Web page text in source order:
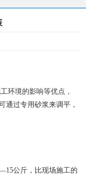
环境的影响等优点，
通过专用砂浆来调平，
公斤，比现场施工的